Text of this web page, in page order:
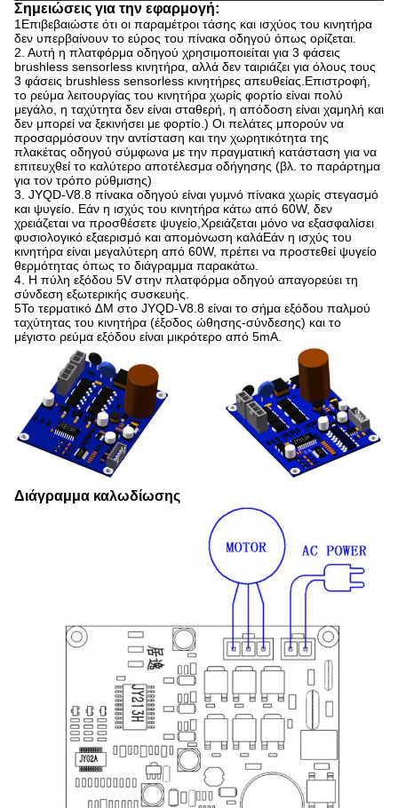
Σημειώσεις για την εφαρμογή:
1Επιβεβαιώστε ότι οι παραμέτροι τάσης και ισχύος του κινητήρα
δεν υπερβαίνουν το εύρος του πίνακα οδηγού όπως ορίζεται.
2. Αυτή η πλατφόρμα οδηγού χρησιμοποιείται για 3 φάσεις
brushless sensorless κινητήρα, αλλά δεν ταιριάζει για όλους τους
3 φάσεις brushless sensorless κινητήρες απευθείας.Επιστροφή,
το ρεύμα λειτουργίας του κινητήρα χωρίς φορτίο είναι πολύ
μεγάλο, η ταχύτητα δεν είναι σταθερή, η απόδοση είναι χαμηλή και
δεν μπορεί να ξεκινήσει με φορτίο.) Οι πελάτες μπορούν να
προσαρμόσουν την αντίσταση και την χωρητικότητα της
πλακέτας οδηγού σύμφωνα με την πραγματική κατάσταση για να
επιτευχθεί το καλύτερο αποτέλεσμα οδήγησης (βλ. το παράρτημα
για τον τρόπο ρύθμισης)
3. JYQD-V8.8 πίνακα οδηγού είναι γυμνό πίνακα χωρίς στεγασμό
και ψυγείο. Εάν η ισχύς του κινητήρα κάτω από 60W, δεν
χρειάζεται να προσθέσετε ψυγείο,Χρειάζεται μόνο να εξασφαλίσει
φυσιολογικό εξαερισμό και απομόνωση καλάΕάν η ισχύς του
κινητήρα είναι μεγαλύτερη από 60W, πρέπει να προστεθεί ψυγείο
θερμότητας όπως το διάγραμμα παρακάτω.
4. Η πύλη εξόδου 5V στην πλατφόρμα οδηγού απαγορεύει τη
σύνδεση εξωτερικής συσκευής.
5Το τερματικό ∆Μ στο JYQD-V8.8 είναι το σήμα εξόδου παλμού
ταχύτητας του κινητήρα (έξοδος ώθησης-σύνδεσης) και το
μέγιστο ρεύμα εξόδου είναι μικρότερο από 5mA.
Διάγραμμα καλωδίωσης